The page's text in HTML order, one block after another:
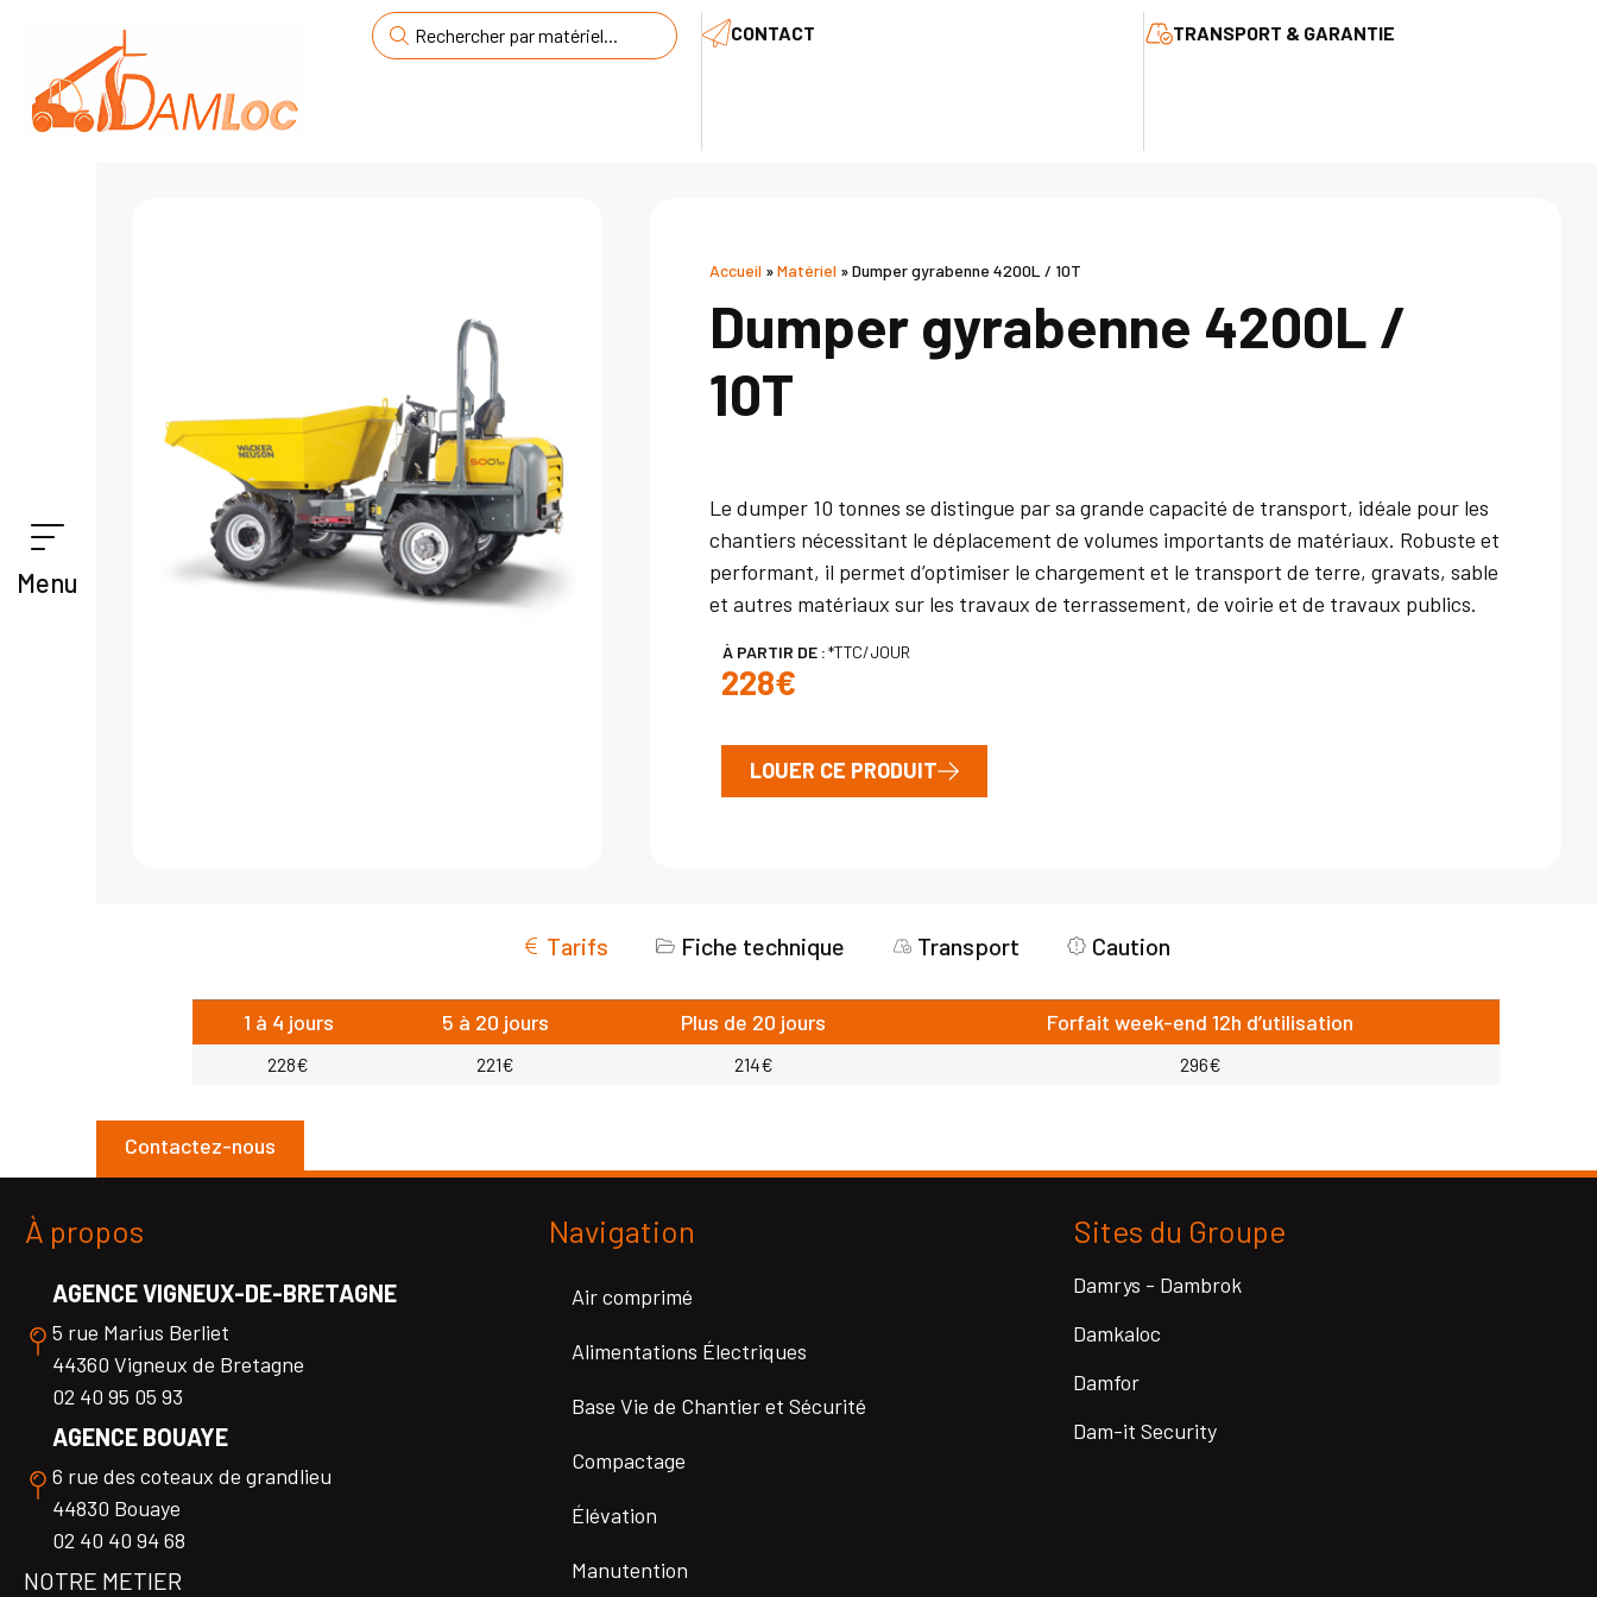
CONTACT TRANSPORT & GARANTIE
Menu
Accueil »Matériel »Dumper gyrabenne 4200L / 10T
Dumper gyrabenne 4200L /
10T
Le dumper 10 tonnes se distingue par sa grande capacité de transport, idéale pour les
chantiers nécessitant le déplacement de volumes importants de matériaux. Robuste et
performant, il permet d’optimiser le chargement et le transport de terre, gravats, sable
et autres matériaux sur les travaux de terrassement, de voirie et de travaux publics.
À PARTIR DE :
228€
*TTC/JOUR
LOUER CE PRODUIT
Tarifs Fiche technique Transport Caution
1 à 4 jours 5 à 20 jours Plus de 20 jours Forfait week-end 12h d’utilisation
228€ 221€ 214€ 296€
Contactez-nous
À propos
AGENCE VIGNEUX-DE-BRETAGNE
5 rue Marius Berliet
44360 Vigneux de Bretagne
02 40 95 05 93
AGENCE BOUAYE
6 rue des coteaux de grandlieu
44830 Bouaye
02 40 40 94 68
NOTRE METIER
Navigation
Air comprimé
Alimentations Électriques
Base Vie de Chantier et Sécurité
Compactage
Élévation
Manutention
Sites du Groupe
Damrys - Dambrok
Damkaloc
Damfor
Dam-it Security